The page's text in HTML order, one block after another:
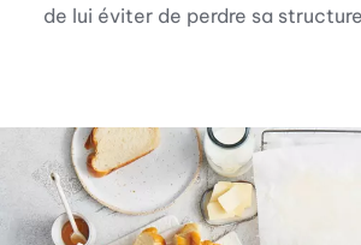
de lui éviter de perdre sa